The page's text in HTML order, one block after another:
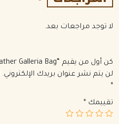
لا توجد مراجعات بعد.
كن أول من يقيم “Prada Small Saffiano Leather Galleria Bag”
لن يتم نشر عنوان بريدك الإلكتروني.
*
تقييمك *